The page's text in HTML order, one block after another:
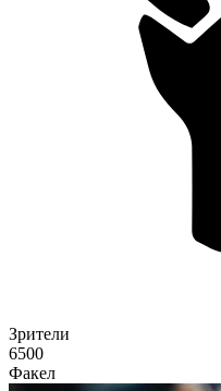
Зрители
6500
Факел